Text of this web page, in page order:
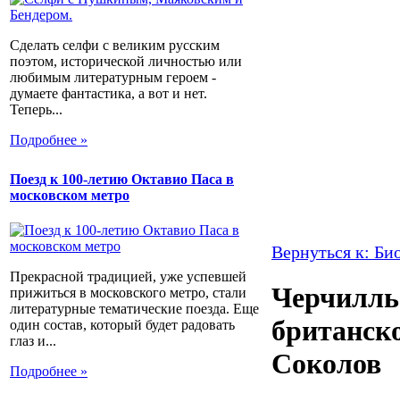
Сделать селфи с великим русским
поэтом, исторической личностью или
любимым литературным героем -
думаете фантастика, а вот и нет.
Теперь...
Подробнее »
Поезд к 100-летию Октавио Паса в
московском метро
Прекрасной традицией, уже успевшей
прижиться в московского метро, стали
литературные тематические поезда. Еще
один состав, который будет радовать
глаз и...
Подробнее »
Вернуться к:
Соколов